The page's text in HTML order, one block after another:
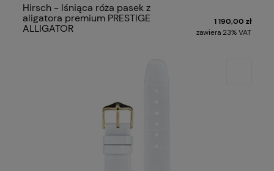
Hirsch - lśniąca róża pasek z
aligatora premium PRESTIGE
ALLIGATOR
1 190,00 zł
zawiera 23% VAT